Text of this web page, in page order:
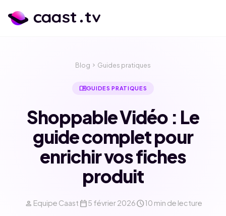
Blog chevron_right Guides pratiques
menu_bookGUIDES PRATIQUES
Shoppable Vidéo : Le
guide complet pour
enrichir vos fiches
produit
person Equipe Caast calendar_today5 février 2026schedule10 min de lecture